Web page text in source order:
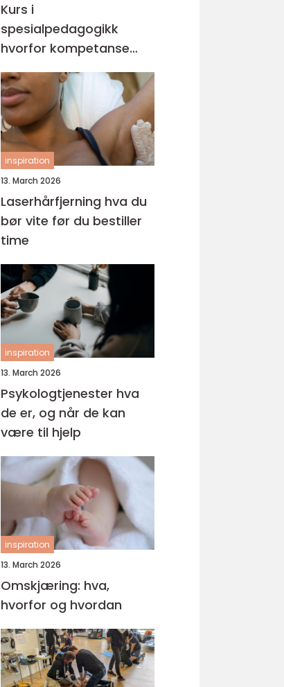
Kurs i
spesialpedagogikk
hvorfor kompetanse
gjør en forskjell for barn
og unge
inspiration
13. March 2026
Laserhårfjerning hva du
bør vite før du bestiller
time
inspiration
13. March 2026
Psykologtjenester hva
de er, og når de kan
være til hjelp
inspiration
13. March 2026
Omskjæring: hva,
hvorfor og hvordan